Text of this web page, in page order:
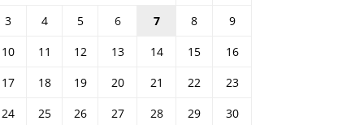
3
4 5 6 7 8
9
10
11 12 13 14 15
16
17
18 19 20 21 22
23
24
25 26 27 28 29 30